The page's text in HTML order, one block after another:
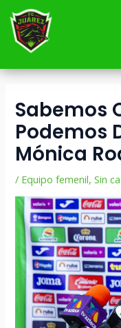
contenido
Sabemos
Podemos
Mónica
/ Equipo femenil,Sin
Navegación
de
entradas